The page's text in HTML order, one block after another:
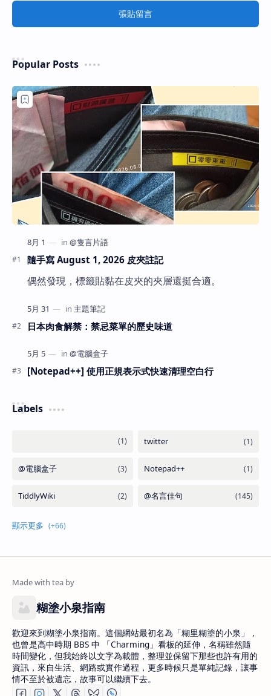
張貼留言
Popular Posts
隨手寫 August 1, 2026 皮夾註記
偶然發現，標籤貼黏在皮夾的夾層還挺合適。
日本肉食解禁：禁忌菜單的歷史味道
[Notepad++] 使用正規表示式快速清理空白行
Labels
糊塗小泉指南
歡迎來到糊塗小泉指南。這個網站最初名為「糊里糊塗的小泉」，
也曾是高中時期 BBS 中 「Charming」看板的延伸，名稱雖然隨
時間變化，但我始終以文字為載體，整理並保留下那些也許有用的
資訊，來自生活、網路或實作過程，更多時候只是單純記錄，讓事
情不至於被遺忘，故事可以繼續下去。